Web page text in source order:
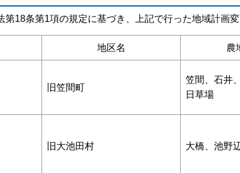
第18条第1項の規定に基づき、上記で行った地域計画
地区名 農
旧笠間町
笠間、石井
日草場
旧大池田村 大橋、池野